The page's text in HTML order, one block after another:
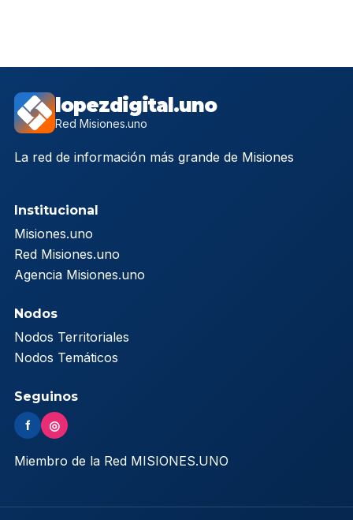
lopezdigital.uno
Red Misiones.uno
La red de información más grande de Misiones
Institucional
Misiones.uno
Red Misiones.uno
Agencia Misiones.uno
Nodos
Nodos Territoriales
Nodos Temáticos
Seguinos
f ◎
Miembro de la Red MISIONES.UNO